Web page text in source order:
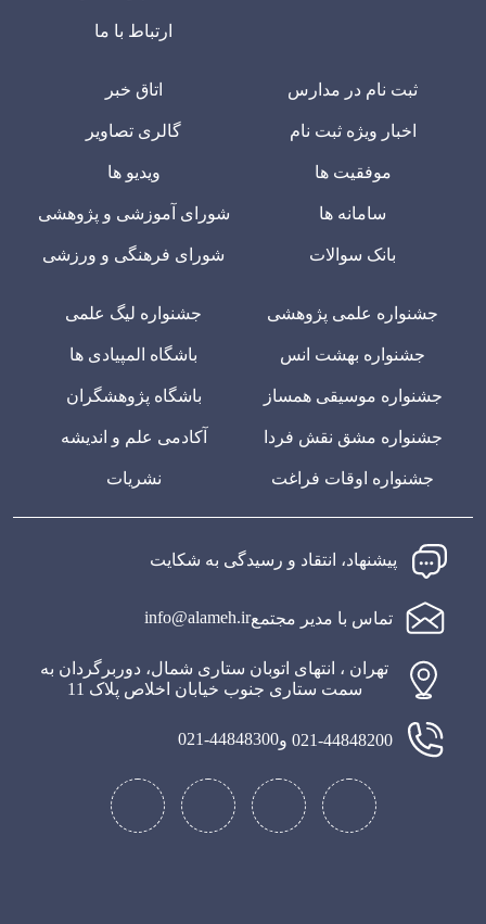
ارتباط با ما
ثبت نام در مدارس
اخبار ویژه ثبت نام
موفقیت ها
سامانه ها
بانک سوالات
اتاق خبر
گالری تصاویر
ویدیو ها
شورای آموزشی و پژوهشی
شورای فرهنگی و ورزشی
جشنواره علمی پژوهشی
جشنواره بهشت انس
جشنواره موسیقی همساز
جشنواره مشق نقش فردا
جشنواره اوقات فراغت
جشنواره لیگ علمی
باشگاه المپیادی ها
باشگاه پژوهشگران
آکادمی علم و اندیشه
نشریات
پیشنهاد، انتقاد و رسیدگی به شکایت
تماس با مدیر مجتمعinfo@alameh.ir
تهران ، انتهای اتوبان ستاری شمال، دوربرگردان به
سمت ستاری جنوب خیابان اخلاص پلاک 11
021-44848200 و 021-44848300